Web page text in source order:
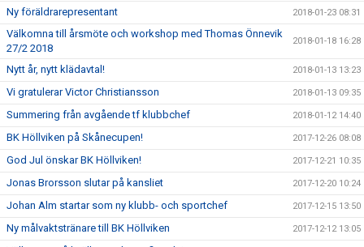
Ny föräldrarepresentant 2018-01-23 08:31
Välkomna till årsmöte och workshop med Thomas Önnevik
27/2 2018
2018-01-18 16:28
Nytt år, nytt klädavtal! 2018-01-13 13:23
Vi gratulerar Victor Christiansson 2018-01-13 09:35
Summering från avgående tf klubbchef 2018-01-12 14:40
BK Höllviken på Skånecupen! 2017-12-26 08:08
God Jul önskar BK Höllviken! 2017-12-21 10:35
Jonas Brorsson slutar på kansliet 2017-12-20 10:24
Johan Alm startar som ny klubb- och sportchef 2017-12-15 13:50
Ny målvaktstränare till BK Höllviken 2017-12-12 13:05